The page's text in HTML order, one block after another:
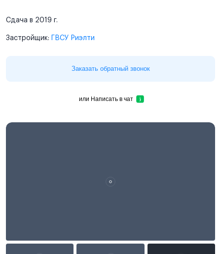
Сдача в 2019 г.
Застройщик: ГВСУ Риэлти
Заказать обратный звонок
или Написать в чат